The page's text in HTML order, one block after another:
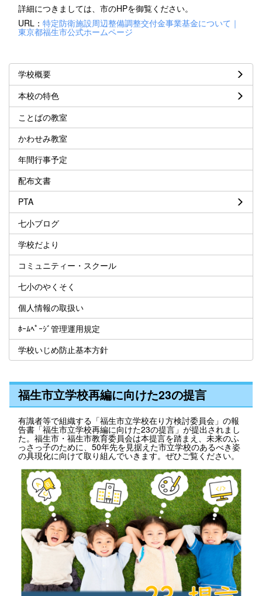
詳細につきましては、市のHPを御覧ください。
URL： 特定防衛施設周辺整備調整交付金事業基金について｜
東京都福生市公式ホームページ
学校概要
本校の特色
ことばの教室
かわせみ教室
年間行事予定
配布文書
PTA
七小ブログ
学校だより
コミュニティー・スクール
七小のやくそく
個人情報の取扱い
ﾎｰﾑﾍﾟｰｼﾞ管理運用規定
学校いじめ防止基本方針
福生市立学校再編に向けた23の提言
有識者等で組織する「福生市立学校在り方検討委員会」の報
告書「福生市立学校再編に向けた23の提言」が提出されまし
た。福生市・福生市教育委員会は本提言を踏まえ、未来のふ
っさっ子のために、50年先を見据えた市立学校のあるべき姿
の具現化に向けて取り組んでいきます。ぜひご覧ください。